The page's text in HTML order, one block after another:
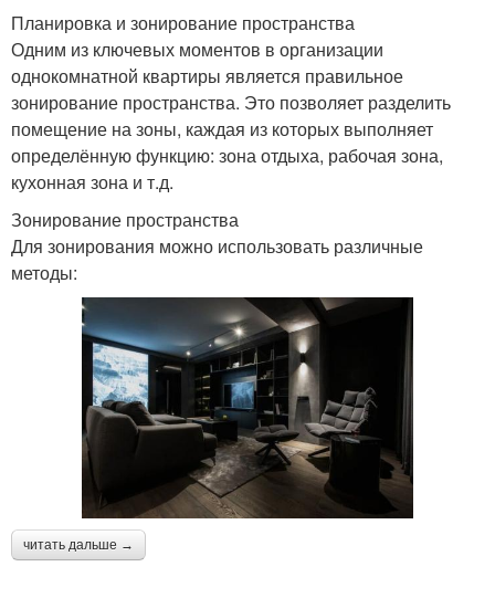
Планировка и зонирование пространства
Одним из ключевых моментов в организации
однокомнатной квартиры является правильное
зонирование пространства. Это позволяет разделить
помещение на зоны, каждая из которых выполняет
определённую функцию: зона отдыха, рабочая зона,
кухонная зона и т.д.
Зонирование пространства
Для зонирования можно использовать различные
методы:
читать дальше →